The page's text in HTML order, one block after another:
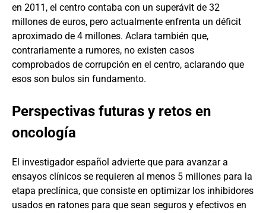
en 2011, el centro contaba con un superávit de 32
millones de euros, pero actualmente enfrenta un déficit
aproximado de 4 millones. Aclara también que,
contrariamente a rumores, no existen casos
comprobados de corrupción en el centro, aclarando que
esos son bulos sin fundamento.
Perspectivas futuras y retos en
oncología
El investigador español advierte que para avanzar a
ensayos clínicos se requieren al menos 5 millones para la
etapa preclínica, que consiste en optimizar los inhibidores
usados en ratones para que sean seguros y efectivos en